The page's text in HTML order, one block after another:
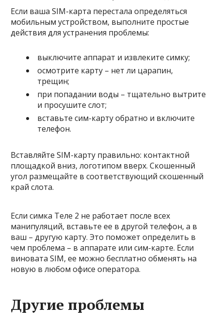
Если ваша SIM-карта перестала определяться
мобильным устройством, выполните простые
действия для устранения проблемы:
выключите аппарат и извлеките симку;
осмотрите карту – нет ли царапин,
трещин;
при попадании воды – тщательно вытрите
и просушите слот;
вставьте сим-карту обратно и включите
телефон.
Вставляйте SIM-карту правильно: контактной
площадкой вниз, логотипом вверх. Скошенный
угол размещайте в соответствующий скошенный
край слота.
Если симка Теле 2 не работает после всех
манипуляций, вставьте ее в другой телефон, а в
ваш – другую карту. Это поможет определить в
чем проблема – в аппарате или сим-карте. Если
виновата SIM, ее можно бесплатно обменять на
новую в любом офисе оператора.
Другие проблемы